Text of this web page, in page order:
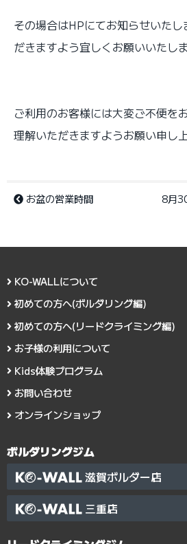
その場合はHPにてお知らせいた
だきますよう宜しくお願いいたしま
ご利用のお客様には大変ご不便を
理解いただきますようお願い申し
お盆の営業時間
8月
KO-WALLについて
初めての方へ(ボルダリング編)
初めての方へ(リードクライミング編)
お子様の利用について
Kids体験プログラム
お問い合わせ
オンラインショップ
ボルダリングジム
滋賀ボルダー店
三重店